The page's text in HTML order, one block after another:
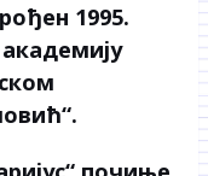
1995.